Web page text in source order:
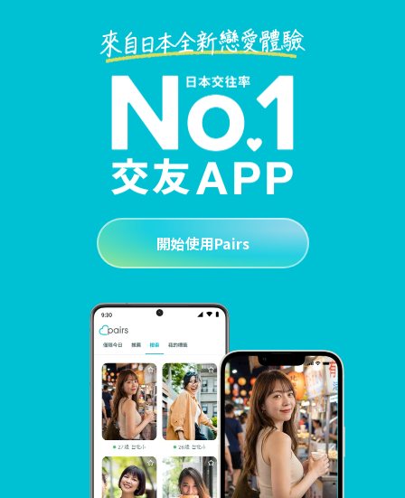
開始使用Pairs